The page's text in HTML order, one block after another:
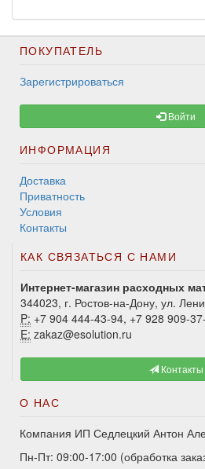
ПОКУПАТЕЛЬ
Зарегистрироваться
Войти
ИНФОРМАЦИЯ
Доставка
Приватность
Условия
Контакты
КАК СВЯЗАТЬСЯ С НАМИ
Интернет-магазин расходных
344023, г. Ростов-на-Дону, ул.
P: +7 904 444-43-94, +7 928 909-
E: zakaz@esolution.ru
Контакты
О НАС
Компания ИП Седлецкий Антон
Пн-Пт: 09:00-17:00 (обработка